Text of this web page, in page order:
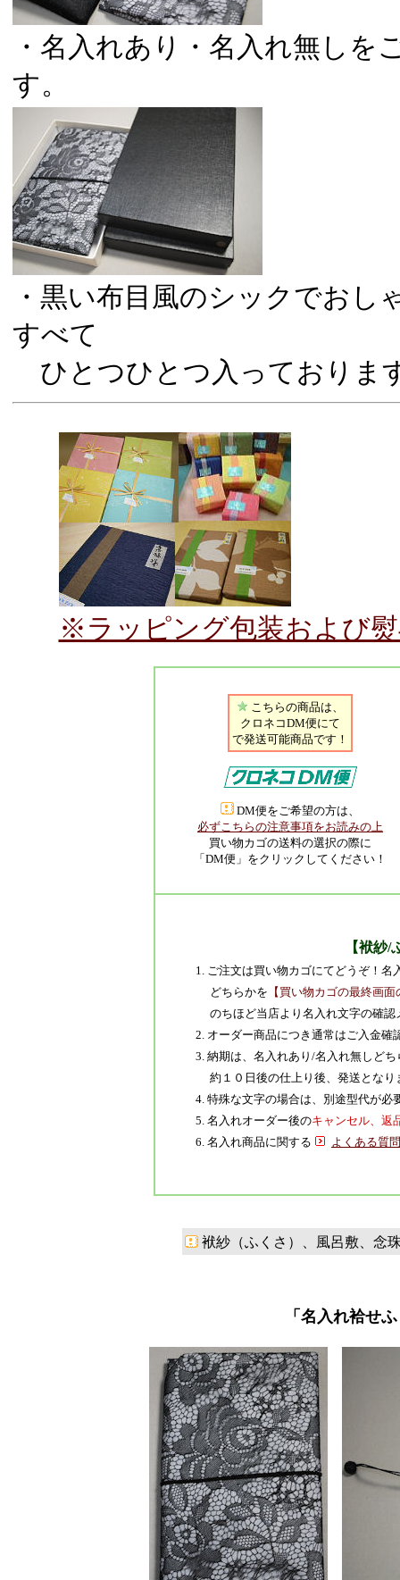
・名入れあり・名入れ無しを
す。
・黒い布目風のシックでおし
すべて
ひとつひとつ入っておりま
※ラッピング包装および
こちらの商品は、
クロネコDM便にて
で発送可能商品です！
DM便をご希望の方は、
必ずこちらの注意事項をお読みの上
買い物カゴの送料の選択の際に
「DM便」をクリックしてください！
【袱紗
1. ご注文は買い物カゴにてどうぞ！
どちらかを 【買い物カゴの最終画
のちほど当店より名入れ文字の確認
2. オーダー商品につき通常はご入金確
3. 納期は、名入れあり/名入れ無しど
約１０日後の仕上り後、発送となり
4. 特殊な文字の場合は、別途型代が
5. 名入れオーダー後のキャンセル、返
6. 名入れ商品に関する
よくある質
袱紗（ふくさ）、風呂敷、念
「名入れ袷せ